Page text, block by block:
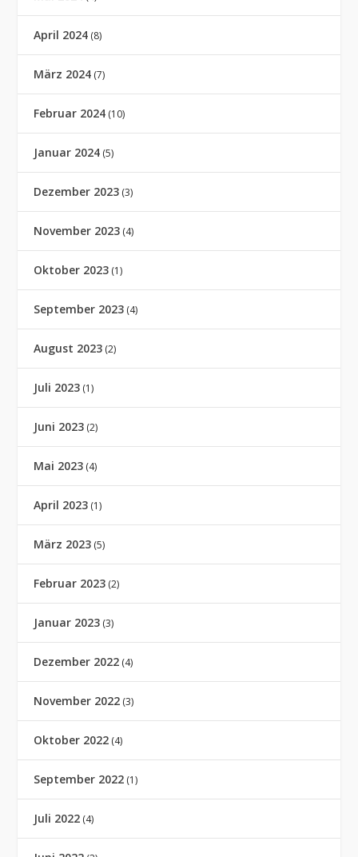
April 2024 (8)
März 2024 (7)
Februar 2024 (10)
Januar 2024 (5)
Dezember 2023 (3)
November 2023 (4)
Oktober 2023 (1)
September 2023 (4)
August 2023 (2)
Juli 2023 (1)
Juni 2023 (2)
Mai 2023 (4)
April 2023 (1)
März 2023 (5)
Februar 2023 (2)
Januar 2023 (3)
Dezember 2022 (4)
November 2022 (3)
Oktober 2022 (4)
September 2022 (1)
Juli 2022 (4)